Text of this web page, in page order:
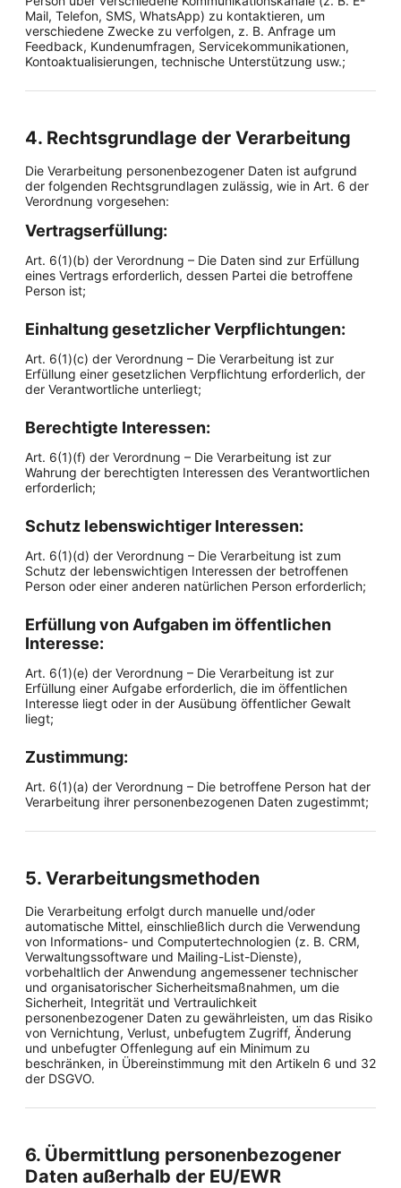
Mail, Telefon, SMS, WhatsApp) zu kontaktieren, um
verschiedene Zwecke zu verfolgen, z. B. Anfrage um
Feedback, Kundenumfragen, Servicekommunikationen,
Kontoaktualisierungen, technische Unterstützung usw.;
4. Rechtsgrundlage der Verarbeitung
Die Verarbeitung personenbezogener Daten ist aufgrund
der folgenden Rechtsgrundlagen zulässig, wie in Art. 6 der
Verordnung vorgesehen:
Vertragserfüllung:
Art. 6(1)(b) der Verordnung – Die Daten sind zur Erfüllung
eines Vertrags erforderlich, dessen Partei die betroffene
Person ist;
Einhaltung gesetzlicher Verpflichtungen:
Art. 6(1)(c) der Verordnung – Die Verarbeitung ist zur
Erfüllung einer gesetzlichen Verpflichtung erforderlich, der
der Verantwortliche unterliegt;
Berechtigte Interessen:
Art. 6(1)(f) der Verordnung – Die Verarbeitung ist zur
Wahrung der berechtigten Interessen des Verantwortlichen
erforderlich;
Schutz lebenswichtiger Interessen:
Art. 6(1)(d) der Verordnung – Die Verarbeitung ist zum
Schutz der lebenswichtigen Interessen der betroffenen
Person oder einer anderen natürlichen Person erforderlich;
Erfüllung von Aufgaben im öffentlichen
Interesse:
Art. 6(1)(e) der Verordnung – Die Verarbeitung ist zur
Erfüllung einer Aufgabe erforderlich, die im öffentlichen
Interesse liegt oder in der Ausübung öffentlicher Gewalt
liegt;
Zustimmung:
Art. 6(1)(a) der Verordnung – Die betroffene Person hat der
Verarbeitung ihrer personenbezogenen Daten zugestimmt;
5. Verarbeitungsmethoden
Die Verarbeitung erfolgt durch manuelle und/oder
automatische Mittel, einschließlich durch die Verwendung
von Informations- und Computertechnologien (z. B. CRM,
Verwaltungssoftware und Mailing-List-Dienste),
vorbehaltlich der Anwendung angemessener technischer
und organisatorischer Sicherheitsmaßnahmen, um die
Sicherheit, Integrität und Vertraulichkeit
personenbezogener Daten zu gewährleisten, um das Risiko
von Vernichtung, Verlust, unbefugtem Zugriff, Änderung
und unbefugter Offenlegung auf ein Minimum zu
beschränken, in Übereinstimmung mit den Artikeln 6 und 32
der DSGVO.
6. Übermittlung personenbezogener
Daten außerhalb der EU/EWR